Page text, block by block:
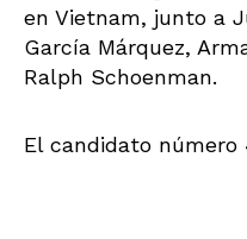
en Vietnam, junto a
García Márquez,
Ralph Schoenman.
El candidato número